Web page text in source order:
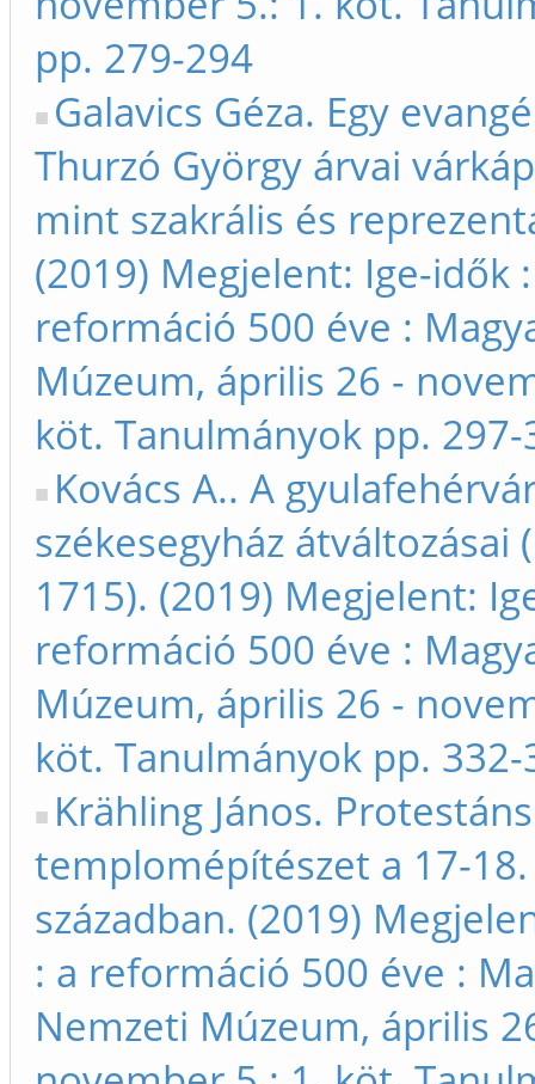
pp. 279-294
Galavics Géza. Egy
Thurzó György árvai
mint szakrális és
(2019) Megjelent: Ige-idők
reformáció 500 éve :
Múzeum, április 26 -
köt. Tanulmányok pp. 297-
Kovács A.. A
székesegyház átváltozásai
1715). (2019) Megjelent:
reformáció 500 éve :
Múzeum, április 26 -
köt. Tanulmányok pp. 332-
Krähling János. Protestáns
templomépítészet a 17-18.
században. (2019)
: a reformáció 500 éve :
Nemzeti Múzeum, április